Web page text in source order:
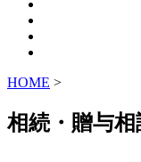
HOME >
相続・贈与